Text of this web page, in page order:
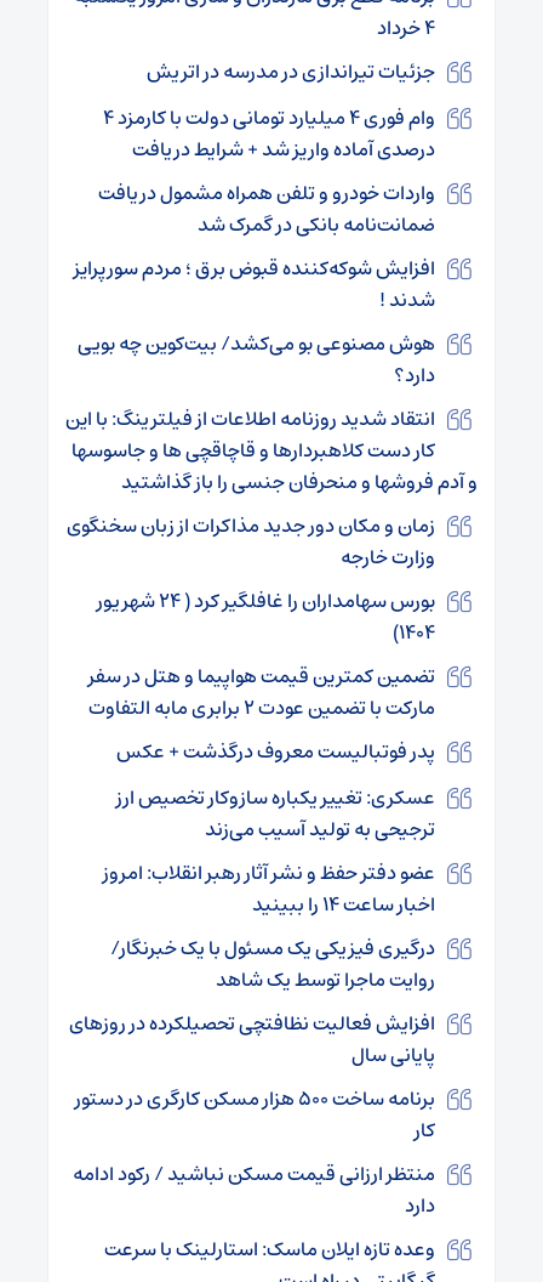
۴ خرداد
جزئیات تیراندازی در مدرسه‌ در اتریش
وام فوری ۴ میلیارد تومانی دولت با کارمزد ۴
درصدی آماده واریز شد + شرایط دریافت
واردات خودرو و تلفن همراه مشمول دریافت
ضمانت‌نامه بانکی در گمرک شد
افزایش شوکه‌کننده قبوض برق ؛ مردم سورپرایز
شدند !
هوش مصنوعی بو می‌کشد/ بیت‌کوین چه بویی
دارد؟
انتقاد شدید روزنامه اطلاعات از فیلترینگ: با این
کار دست کلاهبردارها و قاچاقچی ها و جاسوسها
و آدم فروشها و منحرفان جنسی را باز گذاشتید
زمان و مکان دور جدید مذاکرات از زبان سخنگوی
وزارت خارجه
بورس سهامداران را غافلگیر کرد ( ۲۴ شهریور
۱۴۰۴)
تضمین کمترین قیمت هواپیما و هتل در سفر
مارکت با تضمین عودت ۲ برابری مابه التفاوت
پدر فوتبالیست معروف درگذشت + عکس
عسکری: تغییر یکباره سازوکار تخصیص ارز
ترجیحی به تولید آسیب می‌زند
عضو دفتر حفظ و نشر آثار رهبر انقلاب: امروز
اخبار ساعت ۱۴ را ببینید
درگیری فیزیکی یک مسئول با یک خبرنگار/
روایت ماجرا توسط یک شاهد
افزایش فعالیت نظافتچی تحصیلکرده در روزهای
پایانی سال
برنامه ساخت ۵۰۰ هزار مسکن کارگری در دستور
کار
منتظر ارزانی قیمت مسکن نباشید / رکود ادامه
دارد
وعده تازه ایلان ماسک: استارلینک با سرعت